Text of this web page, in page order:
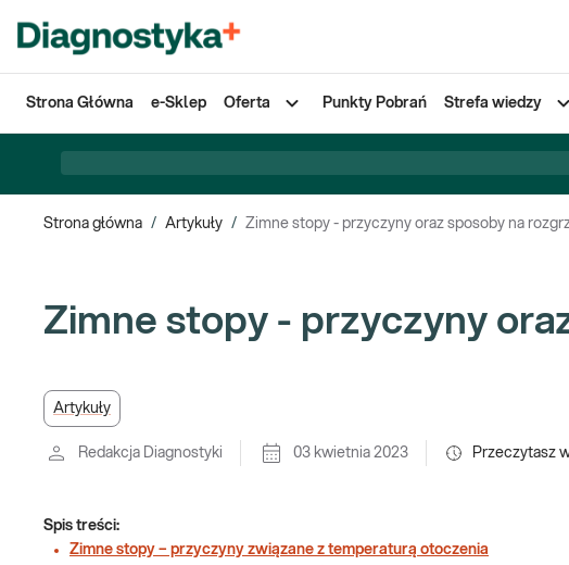
Strona Główna e-Sklep Oferta Punkty Pobrań Strefa wiedzy
Strona główna / Artykuły / Zimne stopy - przyczyny oraz sposoby na
Zimne stopy - przyczyny
Artykuły
Redakcja Diagnostyki 03 kwietnia 2023 Przeczytasz
Spis treści:
Zimne stopy – przyczyny związane z temperaturą otoczenia